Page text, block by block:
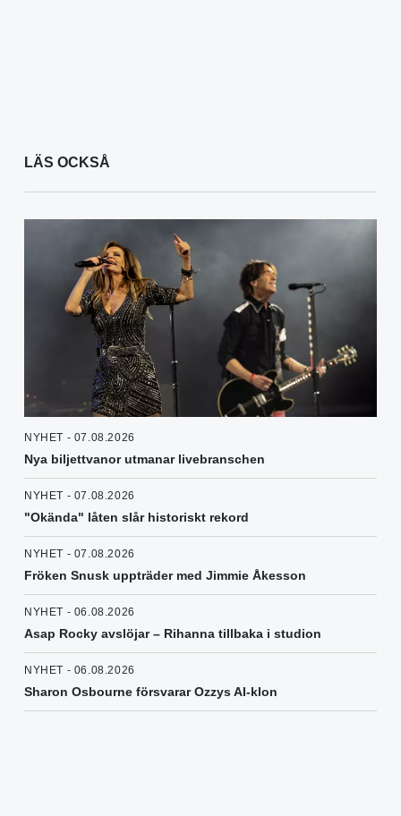
LÄS OCKSÅ
NYHET - 07.08.2026
Nya biljettvanor utmanar livebranschen
NYHET - 07.08.2026
"Okända" låten slår historiskt rekord
NYHET - 07.08.2026
Fröken Snusk uppträder med Jimmie Åkesson
NYHET - 06.08.2026
Asap Rocky avslöjar – Rihanna tillbaka i studion
NYHET - 06.08.2026
Sharon Osbourne försvarar Ozzys AI-klon